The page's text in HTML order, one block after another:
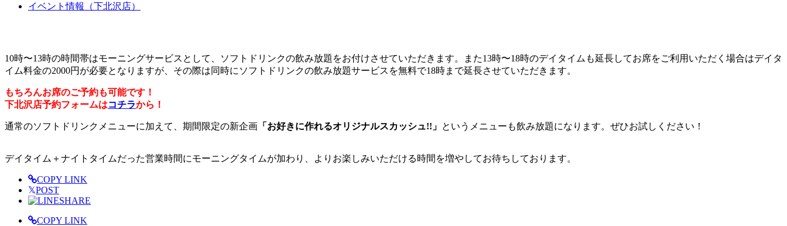
イベント情報（下北沢店）
10時〜13時の時間帯はモーニングサービスとして、ソフトドリンクの飲み放題をお付けさせていただきます。また13時〜18時のデイタイムも延長してお席をご利用いただく場合はデイタ
イム料金の2000円が必要となりますが、その際は同時にソフトドリンクの飲み放題サービスを無料で18時まで延長させていただきます。
もちろんお席のご予約も可能です！
下北沢店予約フォームはコチラから！
通常のソフトドリンクメニューに加えて、期間限定の新企画 「お好きに作れるオリジナルスカッシュ!!」 というメニューも飲み放題になります。ぜひお試しください！
デイタイム＋ナイトタイムだった営業時間にモーニングタイムが加わり、よりお楽しみいただける時間を増やしてお待ちしております。
COPY LINK
𝕏POST
SHARE
COPY LINK